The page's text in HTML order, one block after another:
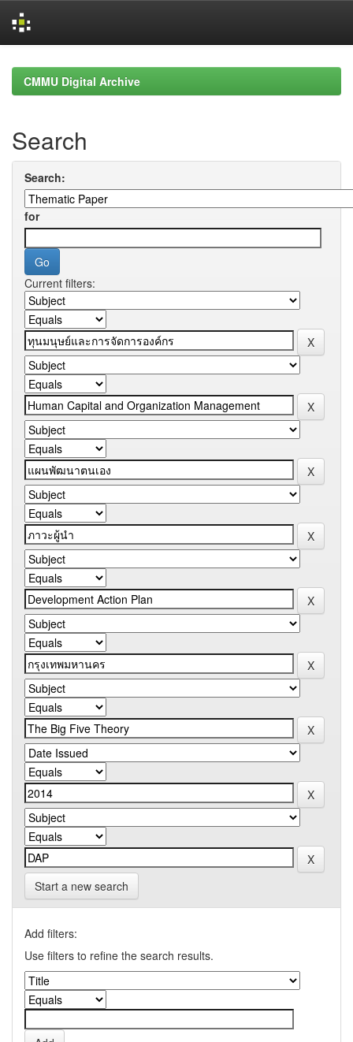
navigationCMMU Digital Archive
Search
Search:
for
Current filters:
Start a new search
Add filters:
Use filters to refine the search results.